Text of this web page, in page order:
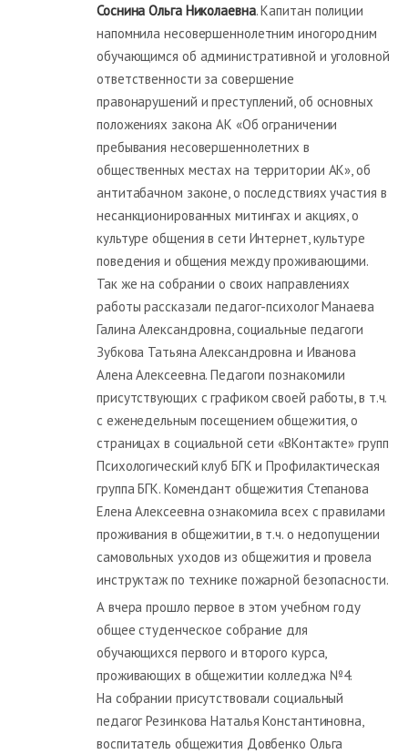
Соснина Ольга Николаевна. Капитан полиции
напомнила несовершеннолетним иногородним
обучающимся об административной и уголовной
ответственности за совершение
правонарушений и преступлений, об основных
положениях закона АК «Об ограничении
пребывания несовершеннолетних в
общественных местах на территории АК», об
антитабачном законе, о последствиях участия в
несанкционированных митингах и акциях, о
культуре общения в сети Интернет, культуре
поведения и общения между проживающими.
Так же на собрании о своих направлениях
работы рассказали педагог-психолог Манаева
Галина Александровна, социальные педагоги
Зубкова Татьяна Александровна и Иванова
Алена Алексеевна. Педагоги познакомили
присутствующих с графиком своей работы, в т.ч.
с еженедельным посещением общежития, о
страницах в социальной сети «ВКонтакте» групп
Психологический клуб БГК и Профилактическая
группа БГК. Комендант общежития Степанова
Елена Алексеевна ознакомила всех с правилами
проживания в общежитии, в т.ч. о недопущении
самовольных уходов из общежития и провела
инструктаж по технике пожарной безопасности.
А вчера прошло первое в этом учебном году
общее студенческое собрание для
обучающихся первого и второго курса,
проживающих в общежитии колледжа №4.
На собрании присутствовали социальный
педагог Резинкова Наталья Константиновна,
воспитатель общежития Довбенко Ольга